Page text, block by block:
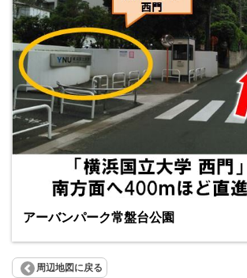
アーバンパーク常盤台公園
周辺地図に戻る